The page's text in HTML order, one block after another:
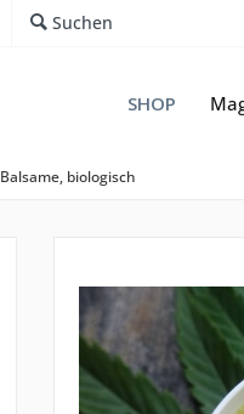
Suchen
SHOP
Balsame, biologisch